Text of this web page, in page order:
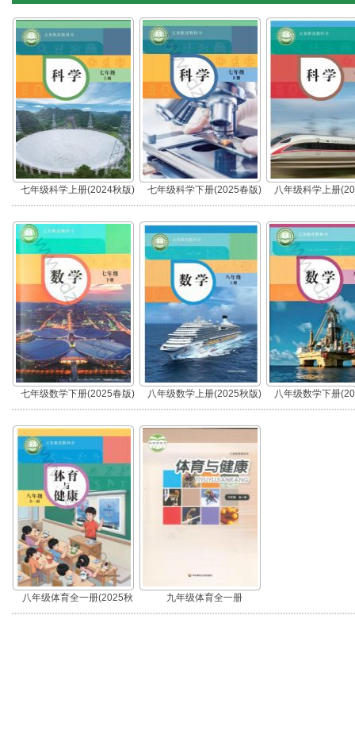
七年级科学上册(2024秋版) 七年级科学下册(2025春版) 八年级科学上册
七年级数学下册(2025春版) 八年级数学上册(2025秋版) 八年级数学下册
八年级体育全一册(2025秋
版)
九年级体育全一册